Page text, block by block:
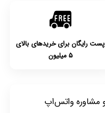
پست رایگان برای خریدهای بالای
۵ میلیون
مشاوره واتس‌اپ